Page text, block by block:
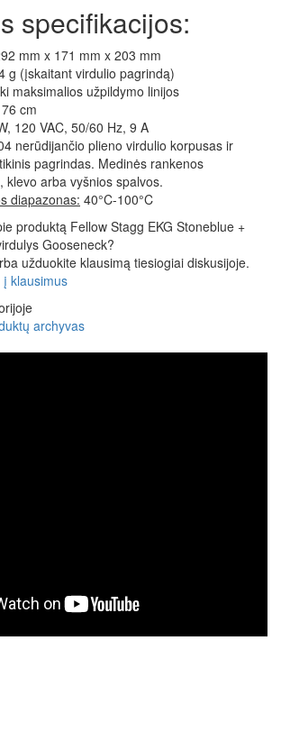
specifikacijos:
mm x 171 mm x 203 mm
g (įskaitant virdulio pagrindą)
maksimalios užpildymo linijos
76 cm
120 VAC, 50/60 Hz, 9 A
nerūdijančio plieno virdulio korpusas ir
pagrindas. Medinės rankenos
klevo arba vyšnios spalvos.
diapazonas: 40°C-100°C
produktą Fellow Stagg EKG Stoneblue +
Gooseneck?
užduokite klausimą tiesiogiai diskusijoje.
į klausimus
archyvas